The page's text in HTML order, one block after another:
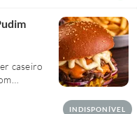
caseiro
casa
INDISPONÍVEL